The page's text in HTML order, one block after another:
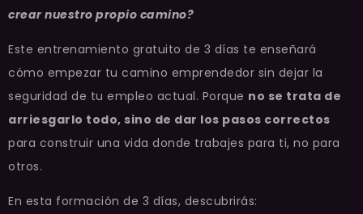
crear nuestro propio camino?
Este entrenamiento gratuito de 3 días te enseñará
cómo empezar tu camino emprendedor sin dejar la
seguridad de tu empleo actual. Porque no se trata de
arriesgarlo todo, sino de dar los pasos correctos
para construir una vida donde trabajes para ti, no para
otros.
En esta formación de 3 días, descubrirás: